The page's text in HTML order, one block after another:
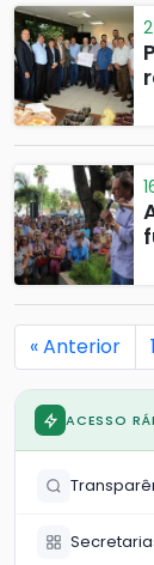
« Anterior 1
ACESSO